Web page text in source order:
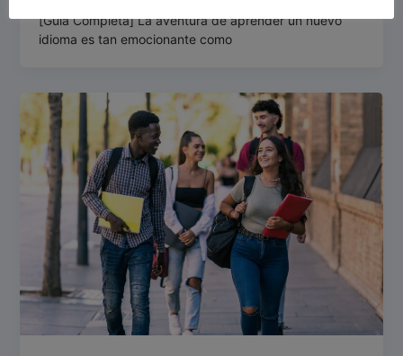
[Guía Completa] La aventura de aprender un nuevo
idioma es tan emocionante como